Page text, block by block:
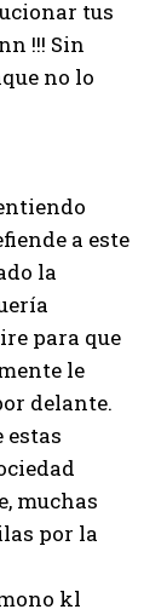
tus
!!! Sin
no lo
a este
la
para que
le
delante.
estas
muchas
por la
kl